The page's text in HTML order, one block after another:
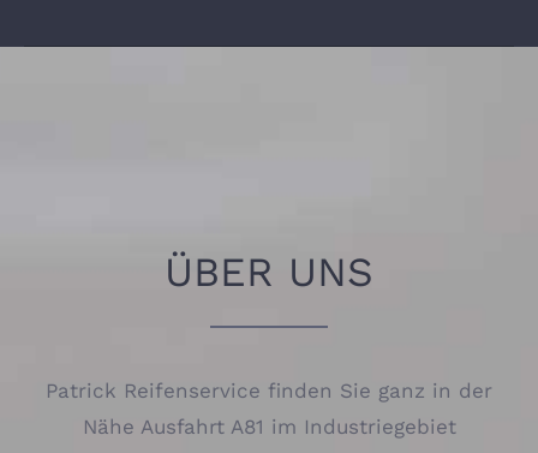
ÜBER UNS
Patrick Reifenservice finden Sie ganz in der
Nähe Ausfahrt A81 im Industriegebiet